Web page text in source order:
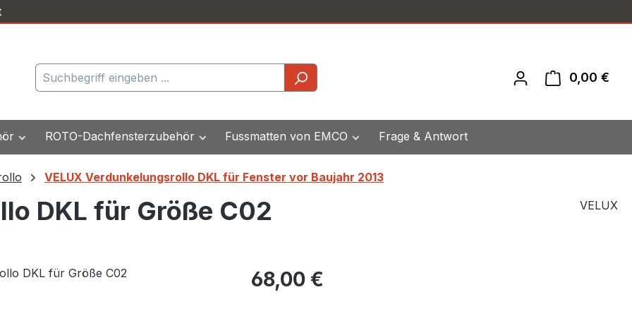
0,00 €
ROTO-Dachfensterzubehör Fussmatten von EMCO Frage & Antwort
VELUX Verdunkelungsrollo DKL für Fenster vor Baujahr 2013
DKL für Größe C02 VELUX
Regulärer Preis:
68,00 €